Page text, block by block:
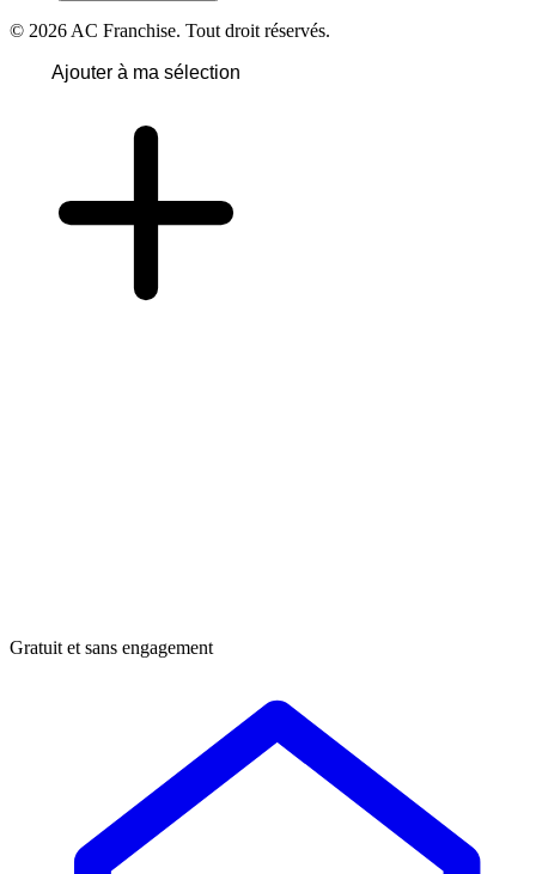
© 2026 AC Franchise. Tout droit réservés.
Ajouter à ma sélection
Gratuit et sans engagement